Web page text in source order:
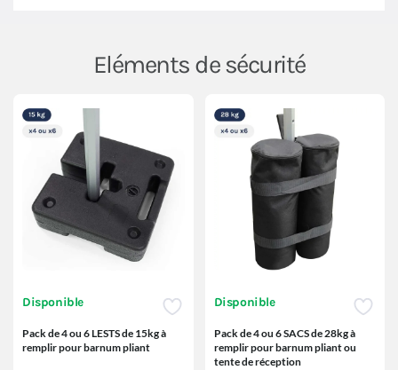
Eléments de sécurité
Disponible
Pack de 4 ou 6 LESTS de 15kg à
remplir pour barnum pliant
Disponible
Pack de 4 ou 6 SACS de 28kg à
remplir pour barnum pliant ou
tente de réception